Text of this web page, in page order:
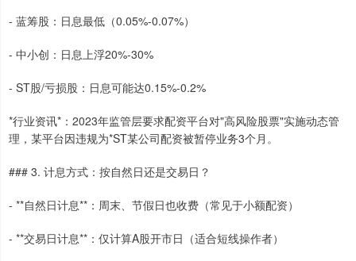
- 蓝筹股：日息最低（0.05%-0.07%）
- 中小创：日息上浮20%-30%
- ST股/亏损股：日息可能达0.15%-0.2%
*行业资讯*：2023年监管层要求配资平台对"高风险股票"实施动态管
理，某平台因违规为*ST某公司配资被暂停业务3个月。
### 3. 计息方式：按自然日还是交易日？
- **自然日计息**：周末、节假日也收费（常见于小额配资）
- **交易日计息**：仅计算A股开市日（适合短线操作者）